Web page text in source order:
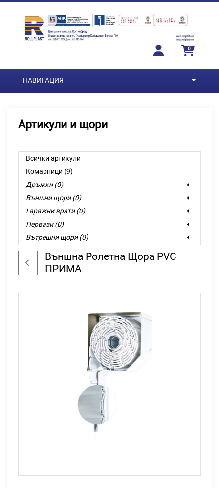
Преминете към основното съдържание
0
НАВИГАЦИЯ
Артикули и щори
Всички артикули
Комарници (9)
Дръжки (0)
Външни щори (0)
Гаражни врати (0)
Первази (0)
Вътрешни щори (0)
Бутони и дист. управления (0)
НазадBъншнa Ролетна Щора PVC
ПРИМА